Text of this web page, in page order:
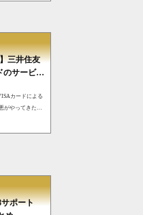
ドが2024年3月に
ービスが付帯す
の後の特典が気
とはずいぶん前
三井住友
サービス
カードによる
がやってきた。
明細での割
明細にすると年
が、10月以降の
イペイすリボ払
サポート